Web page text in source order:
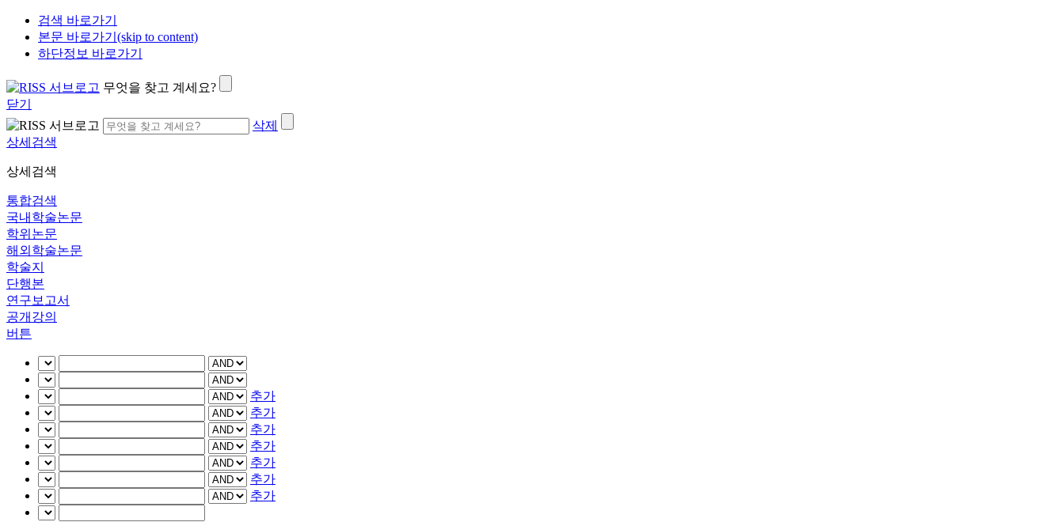
검색 바로가기
본문 바로가기(skip to content)
하단정보 바로가기
무엇을 찾고 계세요?
닫기
삭제
상세검색
상세검색
통합검색
국내학술논문
학위논문
해외학술논문
학술지
단행본
연구보고서
공개강의
버튼
추가
추가
추가
추가
추가
추가
추가